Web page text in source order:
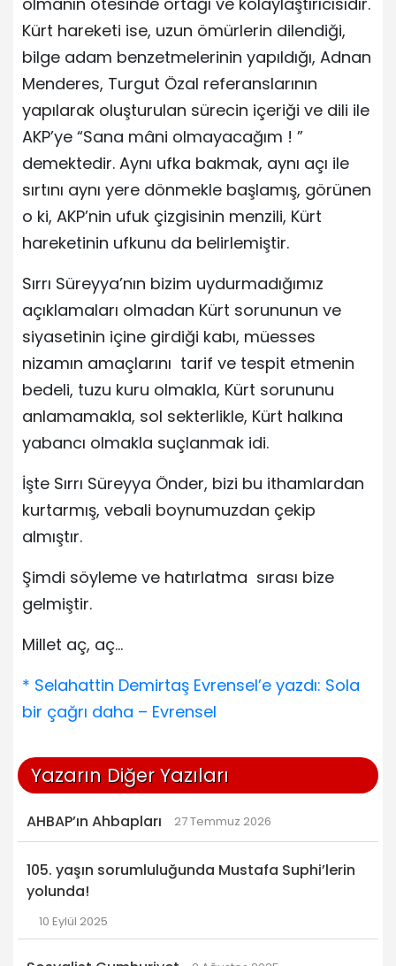
Kürt hareketi ise, uzun ömürlerin dilendiği,
bilge adam benzetmelerinin yapıldığı, Adnan
Menderes, Turgut Özal referanslarının
yapılarak oluşturulan sürecin içeriği ve dili ile
AKP’ye “Sana mâni olmayacağım ! ”
demektedir. Aynı ufka bakmak, aynı açı ile
sırtını aynı yere dönmekle başlamış, görünen
o ki, AKP’nin ufuk çizgisinin menzili, Kürt
hareketinin ufkunu da belirlemiştir.
Sırrı Süreyya’nın bizim uydurmadığımız
açıklamaları olmadan Kürt sorununun ve
siyasetinin içine girdiği kabı, müesses
nizamın amaçlarını tarif ve tespit etmenin
bedeli, tuzu kuru olmakla, Kürt sorununu
anlamamakla, sol sekterlikle, Kürt halkına
yabancı olmakla suçlanmak idi.
İşte Sırrı Süreyya Önder, bizi bu ithamlardan
kurtarmış, vebali boynumuzdan çekip
almıştır.
Şimdi söyleme ve hatırlatma sırası bize
gelmiştir.
Millet aç, aç…
* Selahattin Demirtaş Evrensel’e yazdı: Sola
bir çağrı daha – Evrensel
Yazarın Diğer Yazıları
AHBAP’ın Ahbapları 27 Temmuz 2026
105. yaşın sorumluluğunda Mustafa Suphi’lerin
yolunda!
10 Eylül 2025